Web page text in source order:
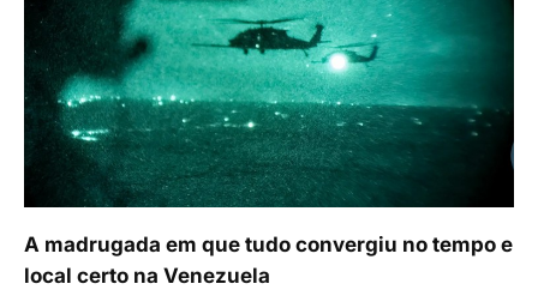
A madrugada em que tudo convergiu no tempo e
local certo na Venezuela